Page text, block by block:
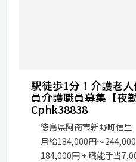
駅徒歩1分！介護老
員介護職員募集【夜
Cphk38838
徳島県阿南市新野町信里
月給184,000円～
184,000円 + 職能手当